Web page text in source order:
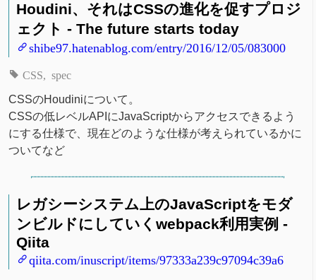
Houdini、それはCSSの進化を促すプロジ
ェクト - The future starts today
shibe97.hatenablog.com/entry/2016/12/05/083000
CSS spec
CSSのHoudiniについて。
CSSの低レベルAPIにJavaScriptからアクセスできるよう
にする仕様で、現在どのような仕様が考えられているかに
ついてなど
レガシーシステム上のJavaScriptをモダ
ンビルドにしていくwebpack利用実例 -
Qiita
qiita.com/inuscript/items/97333a239c97094c39a6